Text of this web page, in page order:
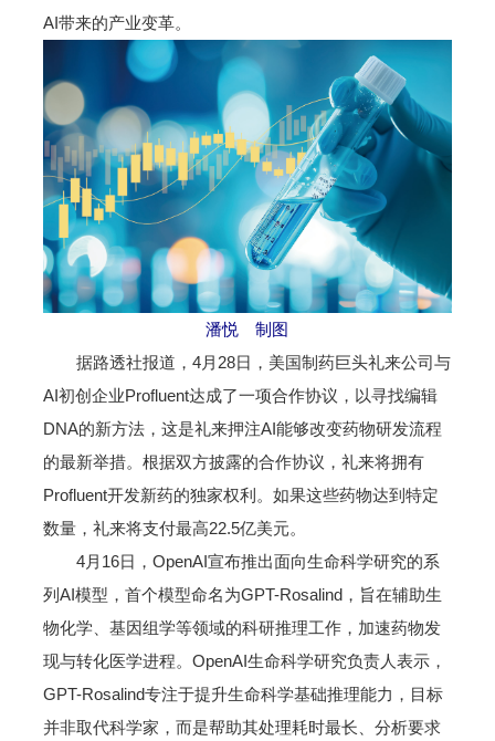
AI带来的产业变革。
潘悦 制图
据路透社报道，4月28日，美国制药巨头礼来公司与
AI初创企业Profluent达成了一项合作协议，以寻找编辑
DNA的新方法，这是礼来押注AI能够改变药物研发流程
的最新举措。根据双方披露的合作协议，礼来将拥有
Profluent开发新药的独家权利。如果这些药物达到特定
数量，礼来将支付最高22.5亿美元。
4月16日，OpenAI宣布推出面向生命科学研究的系
列AI模型，首个模型命名为GPT-Rosalind，旨在辅助生
物化学、基因组学等领域的科研推理工作，加速药物发
现与转化医学进程。OpenAI生命科学研究负责人表示，
GPT-Rosalind专注于提升生命科学基础推理能力，目标
并非取代科学家，而是帮助其处理耗时最长、分析要求